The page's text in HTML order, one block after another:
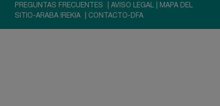
PREGUNTAS FRECUENTES AVISO LEGAL
MAPA DEL
SITIO-ARABA IREKIA
CONTACTO-DFA